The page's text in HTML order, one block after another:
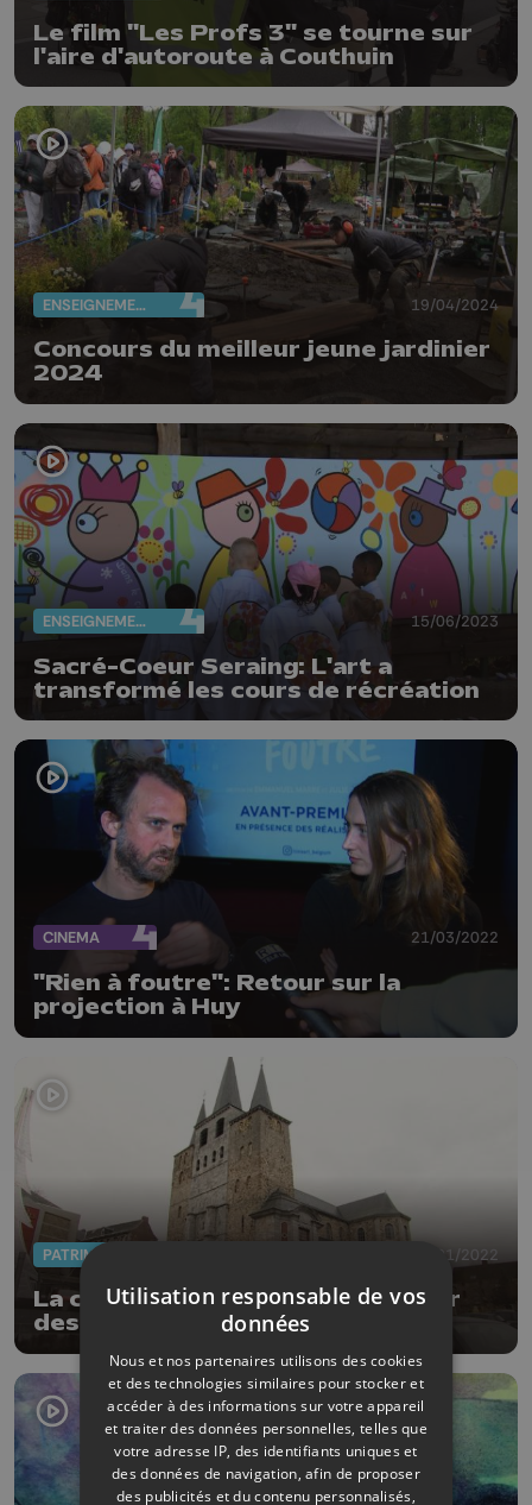
Le film "Les Profs 3" se tourne sur
l'aire d'autoroute à Couthuin
ENSEIGNEMENT 19/04/2024
Concours du meilleur jeune jardinier
2024
ENSEIGNEMENT 15/06/2023
Sacré-Coeur Seraing: L'art a
transformé les cours de récréation
CINEMA 21/03/2022
"Rien à foutre": Retour sur la
projection à Huy
PATRIMOINE 03/01/2022
La collégiale d'Amay attaquée par
des insectes mangeurs de bois
Utilisation responsable de vos
données
Nous et nos partenaires utilisons des cookies
et des technologies similaires pour stocker et
accéder à des informations sur votre appareil
et traiter des données personnelles, telles que
votre adresse IP, des identifiants uniques et
des données de navigation, afin de proposer
des publicités et du contenu personnalisés,